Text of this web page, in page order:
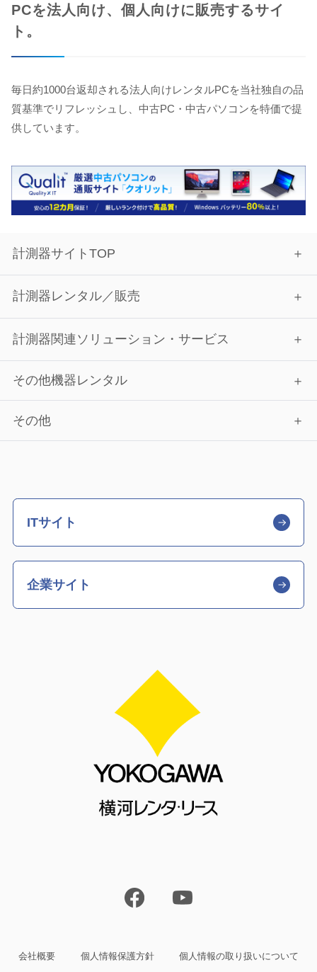
PCを法人向け、個人向けに販売するサイ
ト。
毎日約1000台返却される法人向けレンタルPCを当社独自の品
質基準でリフレッシュし、中古PC・中古パソコンを特価で提
供しています。
計測器サイトTOP
計測器レンタル／販売
計測器関連ソリューション・サービス
その他機器レンタル
その他
ITサイト
企業サイト
会社概要 個人情報保護方針 個人情報の取り扱いについて